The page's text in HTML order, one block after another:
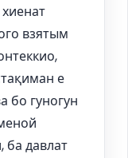
взятым
е
бо гуногун
ба давлат